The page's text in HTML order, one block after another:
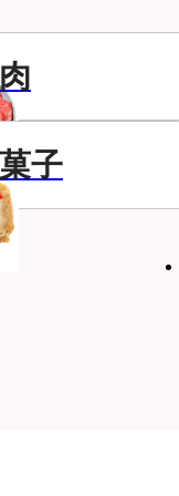
子